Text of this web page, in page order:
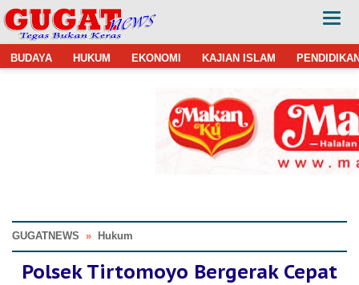
BUDAYA HUKUM EKONOMI KAJIAN ISLAM
GUGATNEWS » Hukum
Polsek Tirtomoyo Bergerak Cepat